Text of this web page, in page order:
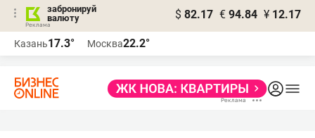
забронируй
валюту
$ 82.17 € 94.84 ¥ 12.17
Казань17.3° Москва22.2°